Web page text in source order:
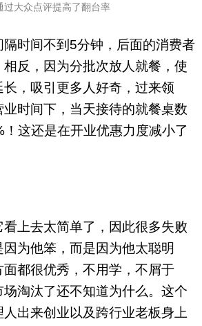
大众点评提高了翻台率
时间不到5分钟，后面的消费者
反，因为分批次放人就餐，使
，吸引更多人好奇，过来领
时间下，当天接待的就餐桌数
这还是在开业优惠力度减小了
上去太简单了，因此很多失败
为他笨，而是因为他太聪明
都很优秀，不用学，不屑于
淘汰了还不知道为什么。这个
出来创业以及跨行业老板身上